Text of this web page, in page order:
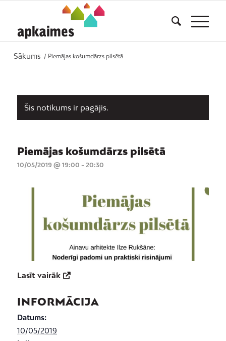
Sākums / Piemājas košumdārzs pilsētā
Šis notikums ir pagājis.
Piemājas košumdārzs pilsētā
10/05/2019 @ 19:00 - 20:30
Lasīt vairāk
INFORMĀCIJA
Datums:
10/05/2019